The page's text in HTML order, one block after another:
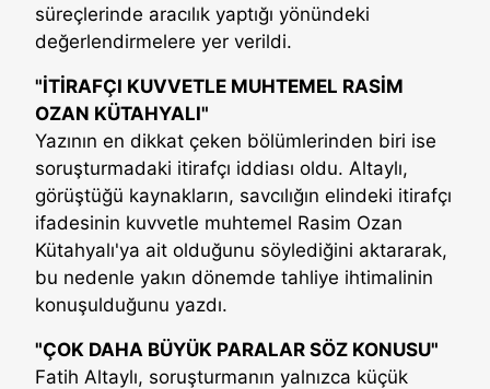
süreçlerinde aracılık yaptığı yönündeki
değerlendirmelere yer verildi.
"İTİRAFÇI KUVVETLE MUHTEMEL RASİM
OZAN KÜTAHYALI"
Yazının en dikkat çeken bölümlerinden biri ise
soruşturmadaki itirafçı iddiası oldu. Altaylı,
görüştüğü kaynakların, savcılığın elindeki itirafçı
ifadesinin kuvvetle muhtemel Rasim Ozan
Kütahyalı'ya ait olduğunu söylediğini aktararak,
bu nedenle yakın dönemde tahliye ihtimalinin
konuşulduğunu yazdı.
"ÇOK DAHA BÜYÜK PARALAR SÖZ KONUSU"
Fatih Altaylı, soruşturmanın yalnızca küçük